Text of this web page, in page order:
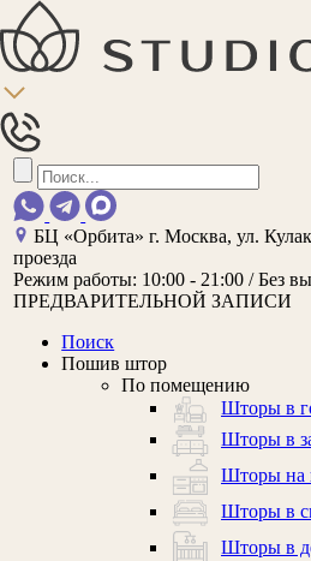
БЦ «Орбита»г. Москва, ул.
проезда
Режим работы: 10:00 - 21:00 / Без
ПРЕДВАРИТЕЛЬНОЙ ЗАПИСИ
Поиск
Пошив штор
По помещению
Шторы в
Шторы в
Шторы на
Шторы в
Шторы в